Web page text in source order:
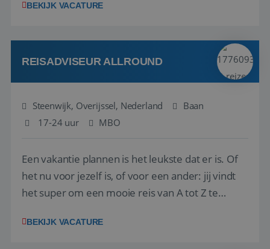
en tarieven waar je collega’s niet uitkomen.
kwaliteitsbewaking van alles wat met IATA te m...
BEKIJK VACATURE
REISADVISEUR ALLROUND
Steenwijk, Overijssel, Nederland
Baan
17-24 uur
MBO
Een vakantie plannen is het leukste dat er is. Of
het nu voor jezelf is, of voor een ander: jij vindt
het super om een mooie reis van A tot Z te
vakantiegangers de meest prachtige plekjes op
BEKIJK VACATURE